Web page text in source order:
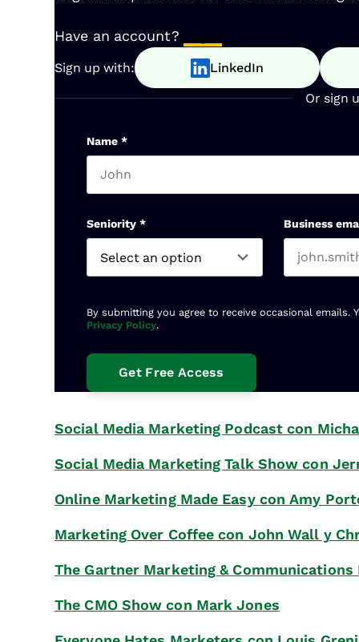
Have an account? Log In
Sign up with: LinkedIn
Or sign
Name *
Seniority * Business
By submitting you agree to receive occasional
Privacy Policy.
Social Media Marketing Podcast con
Social Media Marketing Talk Show con
Online Marketing Made Easycon Amy
Marketing Over Coffee con John Wall y
The Gartner Marketing & Communications
The CMO Show con Mark Jones